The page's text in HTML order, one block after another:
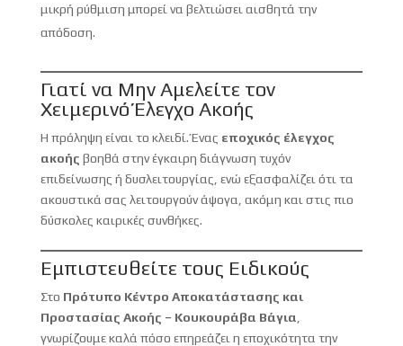
μικρή ρύθμιση μπορεί να βελτιώσει αισθητά την
απόδοση.
Γιατί να Μην Αμελείτε τον
Χειμερινό Έλεγχο Ακοής
Η πρόληψη είναι το κλειδί. Ένας εποχικός έλεγχος
ακοής βοηθά στην έγκαιρη διάγνωση τυχόν
επιδείνωσης ή δυσλειτουργίας, ενώ εξασφαλίζει ότι τα
ακουστικά σας λειτουργούν άψογα, ακόμη και στις πιο
δύσκολες καιρικές συνθήκες.
Εμπιστευθείτε τους Ειδικούς
Στο Πρότυπο Κέντρο Αποκατάστασης και
Προστασίας Ακοής – Κουκουράβα Βάγια
γνωρίζουμε καλά πόσο επηρεάζει η εποχικότητα την